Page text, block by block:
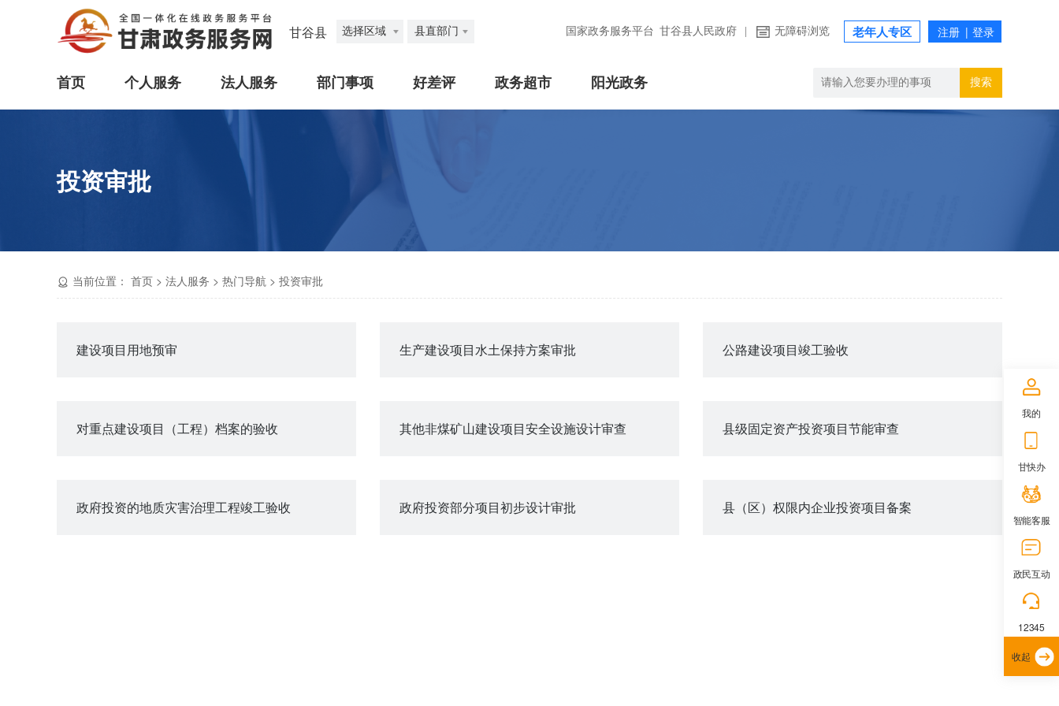
甘谷县 选择区域 县直部门 国家政务服务平台 甘谷县人民政府 无障碍浏览 老年人专区
首页 个人服务 法人服务 部门事项 好差评 政务超市 阳光政务 搜索
投资审批
当前位置： 首页 > 法人服务 > 热门导航 > 投资审批
建设项目用地预审 生产建设项目水土保持方案审批 公路建设项目竣工验收
对重点建设项目（工程）档案的验收 其他非煤矿山建设项目安全设施设计审查 县级固定资产投资项目节能审查
政府投资的地质灾害治理工程竣工验收 政府投资部分项目初步设计审批 县（区）权限内企业投资项目备案
我的
甘快办
智能客服
政民互动
12345
收起